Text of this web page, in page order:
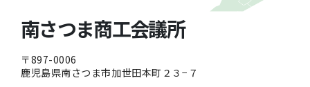
南さつま商工会議所
〒897-0006
鹿児島県南さつま市加世田本町２３−７